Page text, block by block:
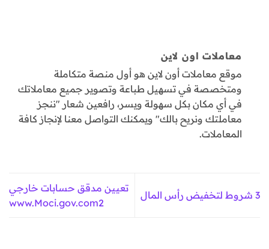
معاملات اون لاين
موقع معاملات أون لاين هو أول منصة متكاملة
ومتخصصة في تسهيل طباعة وتصوير جميع معاملاتك
في أي مكان بكل سهولة ويسر، رافعين شعار "ننجز
معاملتك ونريح بالك" ويمكنك التواصل معنا لإنجاز كافة
المعاملات.
3 شروط لتخفيض رأس المال
تعيين مدقق حسابات خارجي
www.Moci.gov.com2